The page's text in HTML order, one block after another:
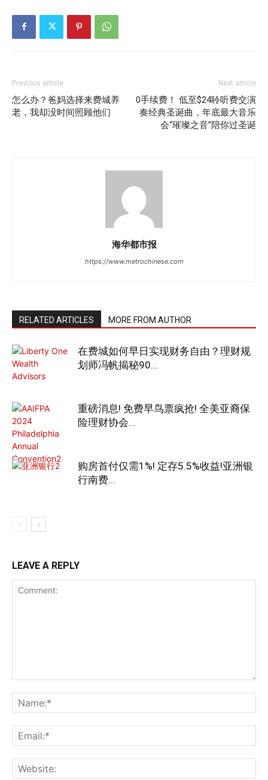
Previous article
怎么办？爸妈选择来费城养
老，我却没时间照顾他们
Next article
0手续费！ 低至$24聆听费交演
奏经典圣诞曲，年底最大音乐
会“璀璨之音”陪你过圣诞
海华都市报
https://www.metrochinese.com
RELATED ARTICLES MORE FROM AUTHOR
在费城如何早日实现财务自由？理财规
划师冯帆揭秘90...
重磅消息! 免费早鸟票疯抢! 全美亚裔保
险理财协会...
购房首付仅需1%! 定存5.5%收益!亚洲银
行南费...
LEAVE A REPLY